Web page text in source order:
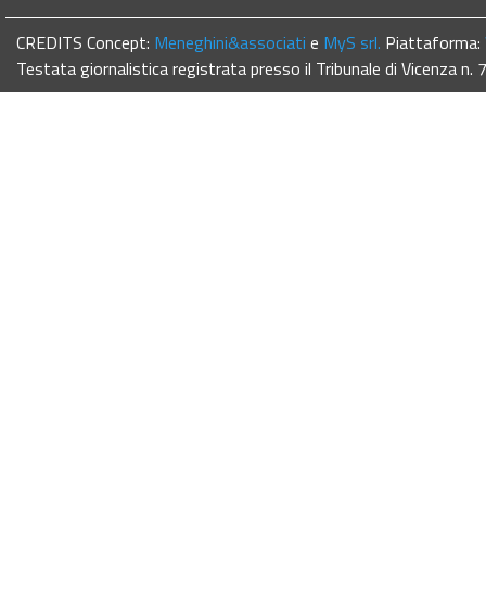
CREDITS Concept: Meneghini&associati e MyS srl. Piattaforma:
Testata giornalistica registrata presso il Tribunale di Vicenza n.